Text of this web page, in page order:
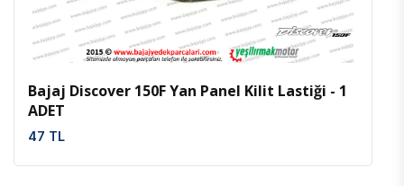
Bajaj Discover 150F Yan Panel Kilit Lastiği - 1
ADET
47 TL